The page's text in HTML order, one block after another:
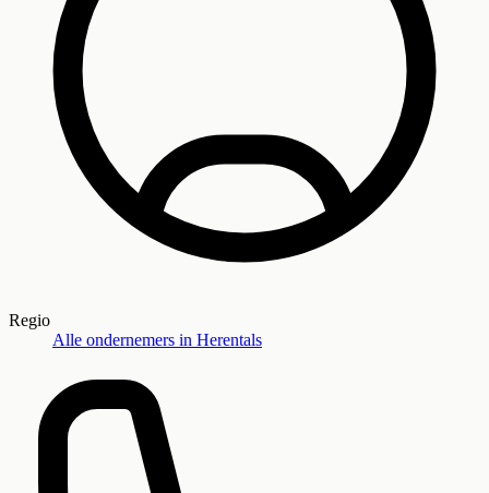
Regio
Alle ondernemers in Herentals